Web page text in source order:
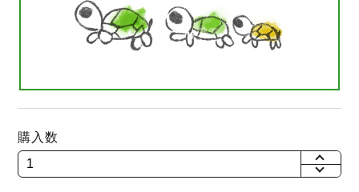
購入数
+